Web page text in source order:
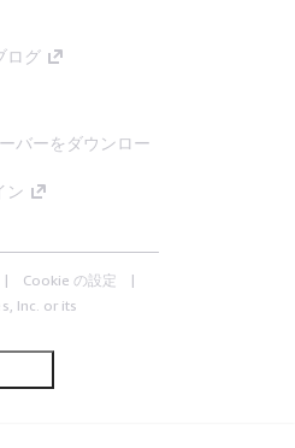
ログ
バーをダウンロー
ン
Cookie の設定
Inc. or its